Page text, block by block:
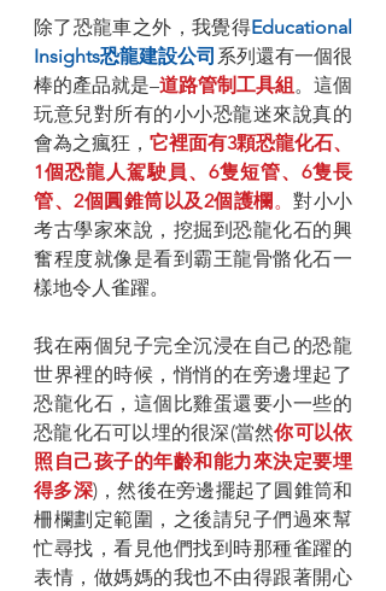
除了恐龍車之外，我覺得Educational
Insights恐龍建設公司 系列還有一個很
棒的產品就是–道路管制工具組。這個
玩意兒對所有的小小恐龍迷來說真的
會為之瘋狂， 它裡面有3顆恐龍化石、
1個恐龍人駕駛員、6隻短管、6隻長
管、2個圓錐筒以及2個護欄 。 對小小
考古學家來說，挖掘到恐龍化石的興
奮程度就像是看到霸王龍骨骼化石一
樣地令人雀躍。
我在兩個兒子完全沉浸在自己的恐龍
世界裡的時候，悄悄的在旁邊埋起了
恐龍化石，這個比雞蛋還要小一些的
恐龍化石可以埋的很深(當然你可以依
照自己孩子的年齡和能力來決定要埋
得多深)，然後在旁邊擺起了圓錐筒和
柵欄劃定範圍，之後請兒子們過來幫
忙尋找，看見他們找到時那種雀躍的
表情，做媽媽的我也不由得跟著開心